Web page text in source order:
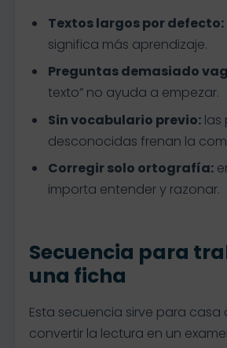
Textos largos por defecto:
significa más aprendizaje.
Preguntas demasiado
texto” no ayuda a empezar.
Sin vocabulario previo:las
desconocidas frenan la
Corregir solo ortografía:
importa entender y razonar.
Secuencia para
una ficha
Esta secuencia sirve para casa
convertir la lectura en un